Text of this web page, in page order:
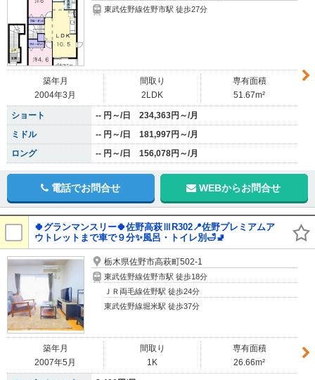
東武佐野線佐野市駅 徒歩27分
築年月
2004年3月
間取り
2LDK
専有面積
51.67m²
ショート
-- 円～/日 234,363円～/月
ミドル
-- 円～/日 181,997円～/月
ロング
-- 円～/日 156,078円～/月
電話でお問合せ WEBからお問合せ
🍀グランマンスリー🍀佐野高萩ⅢR302📍佐野プレミアムア
ウトレットまで車で９分✨風呂・トイレ別🛁🚽
栃木県佐野市高萩町502-1
東武佐野線佐野市駅 徒歩18分
ＪＲ両毛線佐野駅 徒歩24分
東武佐野線堀米駅 徒歩37分
築年月
2007年5月
間取り
1K
専有面積
26.66m²